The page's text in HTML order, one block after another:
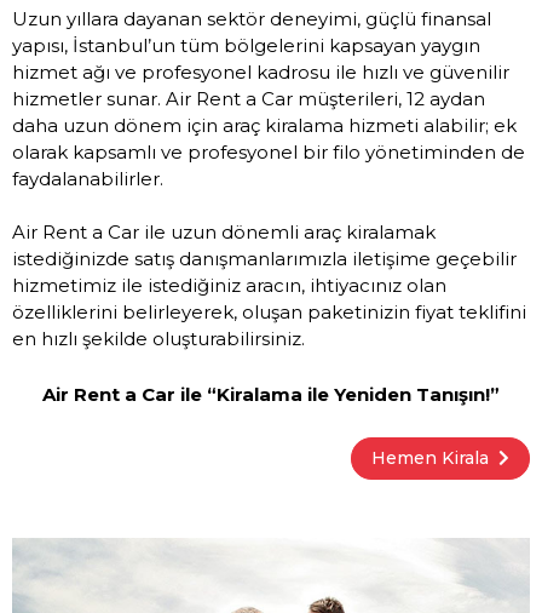
Uzun yıllara dayanan sektör deneyimi, güçlü finansal
yapısı, İstanbul’un tüm bölgelerini kapsayan yaygın
hizmet ağı ve profesyonel kadrosu ile hızlı ve güvenilir
hizmetler sunar. Air Rent a Car müşterileri, 12 aydan
daha uzun dönem için araç kiralama hizmeti alabilir; ek
olarak kapsamlı ve profesyonel bir filo yönetiminden de
faydalanabilirler.
Air Rent a Car ile uzun dönemli araç kiralamak
istediğinizde satış danışmanlarımızla iletişime geçebilir
hizmetimiz ile istediğiniz aracın, ihtiyacınız olan
özelliklerini belirleyerek, oluşan paketinizin fiyat teklifini
en hızlı şekilde oluşturabilirsiniz.
Air Rent a Car ile “Kiralama ile Yeniden Tanışın!”
Hemen Kirala